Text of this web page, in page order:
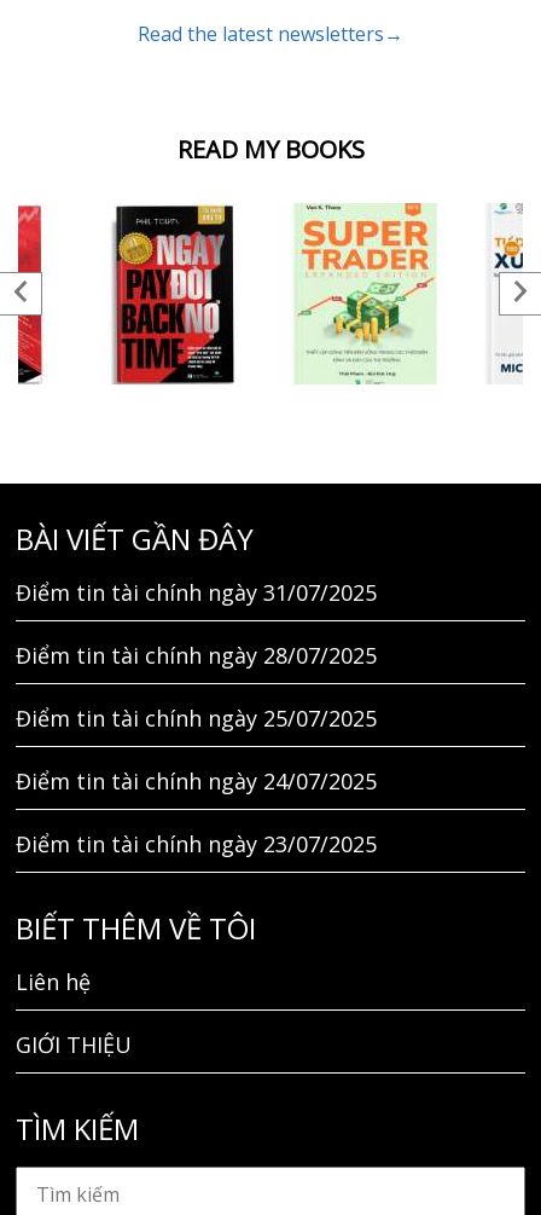
READ MY BOOKS
Read the latest newsletters→
BÀI VIẾT GẦN ĐÂY
Điểm tin tài chính ngày 31/07/2025
Điểm tin tài chính ngày 28/07/2025
Điểm tin tài chính ngày 25/07/2025
Điểm tin tài chính ngày 24/07/2025
Điểm tin tài chính ngày 23/07/2025
BIẾT THÊM VỀ TÔI
Liên hệ
GIỚI THIỆU
TÌM KIẾM